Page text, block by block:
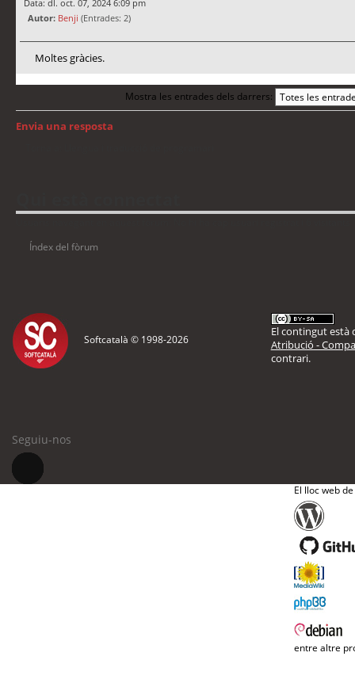
Data: dl. oct. 07, 2024 6:09 pm
Autor: Benji (Entrades: 2)
Moltes gràcies.
Mostra les entrades dels darrers:
Envia una resposta
Índex del fòrum
Softcatalà © 1998-2026
El contingut està
Atribució -
contrari.
Seguiu-nos
El lloc web
entre altre